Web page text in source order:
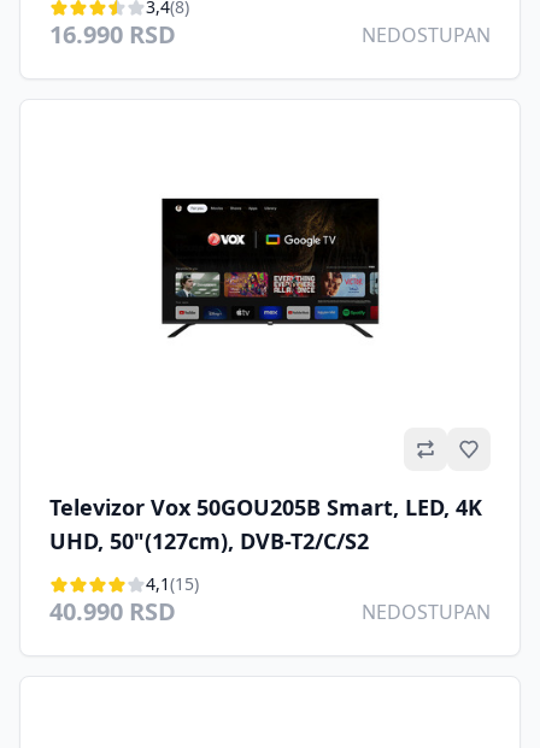
3,4(8)
16.990 RSD NEDOSTUPAN
Televizor Vox 50GOU205B Smart, LED, 4K
UHD, 50"(127cm), DVB-T2/C/S2
4,1(15)
40.990 RSD NEDOSTUPAN